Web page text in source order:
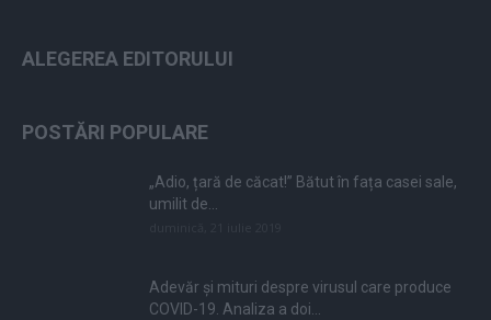
ALEGEREA EDITORULUI
POSTĂRI POPULARE
„Adio, țară de căcat!” Bătut în fața casei sale,
umilit de...
Adevăr și mituri despre virusul care produce
COVID-19. Analiza a doi...